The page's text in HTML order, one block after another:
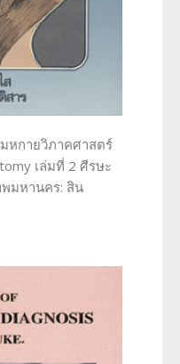
หกายวิภาคศาสตร์
เล่มที่ 2 ศีรษะ
พมหานคร: สิน